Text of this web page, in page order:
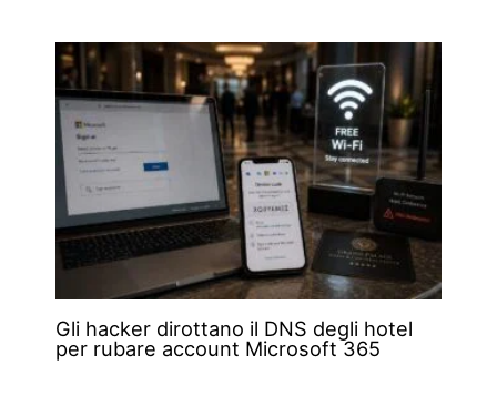
Gli hacker dirottano il DNS degli hotel
per rubare account Microsoft 365